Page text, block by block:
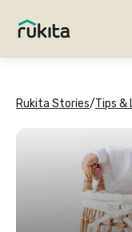
Rukita Stories/Tips &